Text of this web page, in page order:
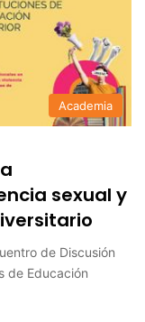
Academia
sexual y
de Discusión
de Educación